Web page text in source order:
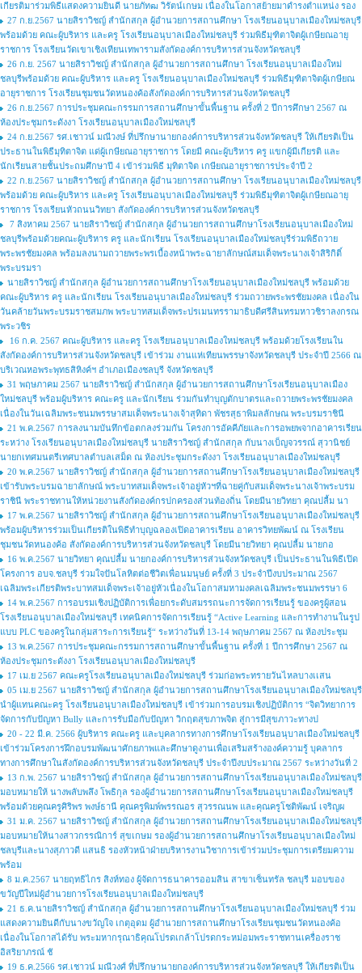
เกียรติมาร่วมพิธีแสดงความยินดี นายภัทฒ วิรัตน์เกษม เนื่องในโอกาสย้ายมาดำรงตำแหน่ง รอง
27 ก.ย.2567 นายสิราวิชญ์ สำนักสกุล ผู้อำนวยการสถานศึกษา โรงเรียนอนุบาลเมืองใหม่ชลบุรี
พร้อมด้วย คณะผู้บริหาร และครู โรงเรียนอนุบาลเมืองใหม่ชลบุรี ร่วมพิธีมุฑิตาจิตผู้เกษียณอายุ
ราชการ โรงเรียนวัดเขาเชิงเทียนเทพารามสังกัดองค์การบริหารส่วนจังหวัดชลบุรี
26 ก.ย. 2567 นายสิราวิชญ์ สำนักสกุล ผู้อำนวยการสถานศึกษา โรงเรียนอนุบาลเมืองใหม่
ชลบุรีพร้อมด้วย คณะผู้บริหาร และครู โรงเรียนอนุบาลเมืองใหม่ชลบุรี ร่วมพิธีมุฑิตาจิตผู้เกษียณ
อายุราชการ โรงเรียนชุมชนวัดหนองค้อสังกัดองค์การบริหารส่วนจังหวัดชลบุรี
26 ก.ย.2567 การประชุมคณะกรรมการสถานศึกษาขั้นพื้นฐาน ครั้งที่ 2 ปีการศึกษา 2567 ณ
ห้องประชุมกระดังงา โรงเรียนอนุบาลเมืองใหม่ชลบุรี
24 ก.ย.2567 รศ.เชาวน์ มณีวงษ์ ที่ปรึกษานายกองค์การบริหารส่วนจังหวัดชลบุรี ให้เกียรติเป็น
ประธานในพิธีมุทิตาจิต แด่ผู้เกษียณอายุราชการ โดยมี คณะผู้บริหาร ครู แขกผู้มีเกียรติ และ
นักเรียนสายชั้นประถมศึกษาปี 4 เข้าร่วมพิธี มุทิตาจิต เกษียณอายุราชการประจำปี 2
22 ก.ย.2567 นายสิราวิชญ์ สำนักสกุล ผู้อำนวยการสถานศึกษา โรงเรียนอนุบาลเมืองใหม่ชลบุรี
พร้อมด้วย คณะผู้บริหาร และครู โรงเรียนอนุบาลเมืองใหม่ชลบุรี ร่วมพิธีมุฑิตาจิตผู้เกษียณอายุ
ราชการ โรงเรียนหัวถนนวิทยา สังกัดองค์การบริหารส่วนจังหวัดชลบุรี
7 สิงหาคม 2567 นายสิราวิชญ์ สำนักสกุล ผู้อำนวยการสถานศึกษาโรงเรียนอนุบาลเมืองใหม่
ชลบุรีพร้อมด้วยคณะผู้บริหาร ครู และนักเรียน โรงเรียนอนุบาลเมืองใหม่ชลบุรีร่วมพิธีถวาย
พระพรชัยมงคล พร้อมลงนามถวายพระพรเบื้องหน้าพระฉายาลักษณ์สมเด็จพระนางเจ้าสิริกิติ์
พระบรมรา
นายสิราวิชญ์ สำนักสกุล ผู้อำนวยการสถานศึกษาโรงเรียนอนุบาลเมืองใหม่ชลบุรี พร้อมด้วย
คณะผู้บริหาร ครู และนักเรียน โรงเรียนอนุบาลเมืองใหม่ชลบุรี ร่วมถวายพระพรชัยมงคล เนื่องใน
วันคล้ายวันพระบรมราชสมภพ พระบาทสมเด็จพระปรเมนทรรามาธิบดีศรีสินทรมหาวชิราลงกรณ
พระวชิร
16 ก.ค. 2567 คณะผู้บริหาร และครู โรงเรียนอนุบาลเมืองใหม่ชลบุรี พร้อมด้วยโรงเรียนใน
สังกัดองค์การบริหารส่วนจังหวัดชลบุรี เข้าร่วม งานแห่เทียนพรรษาจังหวัดชลบุรี ประจำปี 2566 ณ
บริเวณหอพระพุทธสิหิงค์ฯ อำเภอเมืองชลบุรี จังหวัดชลบุรี
31 พฤษภาคม 2567 นายสิราวิชญ์ สำนักสกุล ผู้อำนวยการสถานศึกษาโรงเรียนอนุบาลเมือง
ใหม่ชลบุรี พร้อมผู้บริหาร คณะครู และนักเรียน ร่วมกันทำบุญตักบาตรและถวายพระพรชัยมงคล
เนื่องในวันเฉลิมพระชนมพรรษาสมเด็จพระนางเจ้าสุทิดา พัชรสุธาพิมลลักษณ พระบรมราชินี
21 พ.ค.2567 การลงนามบันทึกข้อตกลงร่วมกัน โครงการอัคคีภัยและการอพยพจากอาคารเรียน
ระหว่าง โรงเรียนอนุบาลเมืองใหม่ชลบุรี นายสิราวิชญ์ สำนักสกุล กับนางเบ็ญจวรรณ์ สุวานิชย์
นายกเทศมนตรีเทศบาลตำบลเสม็ด ณ ห้องประชุมกระดังงา โรงเรียนอนุบาลเมืองใหม่ชลบุรี
20 พ.ค.2567 นายสิราวิชญ์ สำนักสกุล ผู้อำนวยการสถานศึกษาโรงเรียนอนุบาลเมืองใหม่ชลบุรี
เข้ารับพระบรมฉายาลักษณ์ พระบาทสมเด็จพระเจ้าอยู่หัวฯที่ฉายคู่กับสมเด็จพระนางเจ้าพระบรม
ราชินี พระราชทานให้หน่วยงานสังกัดองค์กรปกครองส่วนท้องถิ่น โดยมีนายวิทยา คุณปลื้ม นา
17 พ.ค.2567 นายสิราวิชญ์ สำนักสกุล ผู้อำนวยการสถานศึกษาโรงเรียนอนุบาลเมืองใหม่ชลบุรี
พร้อมผู้บริหารร่วมเป็นเกียรติในพิธีทำบุญฉลองเปิดอาคารเรียน อาคารวิทยพัฒน์ ณ โรงเรียน
ชุมชนวัดหนองค้อ สังกัดองค์การบริหารส่วนจังหวัดชลบุรี โดยมีนายวิทยา คุณปลื้ม นายกอ
16 พ.ค.2567 นายวิทยา คุณปลื้ม นายกองค์การบริหารส่วนจังหวัดชลบุรี เป็นประธานในพิธีเปิด
โครงการ อบจ.ชลบุรี ร่วมใจปันโลหิตต่อชีวิตเพื่อนมนุษย์ ครั้งที่ 3 ประจำปีงบประมาณ 2567
เฉลิมพระเกียรติพระบาทสมเด็จพระเจ้าอยู่หัวเนื่องในโอกาสมหามงคลเฉลิมพระชนมพรรษา 6
14 พ.ค.2567 การอบรมเชิงปฏิบัติการเพื่อยกระดับสมรรถนะการจัดการเรียนรู้ ของครูผู้สอน
โรงเรียนอนุบาลเมืองใหม่ชลบุรี เทคนิคการจัดการเรียนรู้ “Active Learning และการทำงานในรูป
แบบ PLC ของครูในกลุ่มสาระการเรียนรู้“ ระหว่างวันที่ 13-14 พฤษภาคม 2567 ณ ห้องประชุม
13 พ.ค.2567 การประชุมคณะกรรมการสถานศึกษาขั้นพื้นฐาน ครั้งที่ 1 ปีการศึกษา 2567 ณ
ห้องประชุมกระดังงา โรงเรียนอนุบาลเมืองใหม่ชลบุรี
17 เม.ย 2567 คณะครูโรงเรียนอนุบาลเมืองใหม่ชลบุรี ร่วมก่อพระทรายวันไหลบางเเสน
05 เม.ย 2567 นายสิราวิชญ์ สำนักสกุล ผู้อำนวยการสถานศึกษาโรงเรียนอนุบาลเมืองใหม่ชลบุรี
นำผู้แทนคณะครู โรงเรียนอนุบาลเมืองใหม่ชลบุรี เข้าร่วมการอบรมเชิงปฏิบัติการ “จิตวิทยาการ
จัดการกับปัญหา Bully และการรับมือกับปัญหา วิกฤตสุขภาพจิต สู่การมีสุขภาวะทางป
20 - 22 มี.ค. 2566 ผู้บริหาร คณะครู และบุคลากรทางการศึกษาโรงเรียนอนุบาลเมืองใหม่ชลบุรี
เข้าร่วมโครงการฝึกอบรมพัฒนาศักยภาพและศึกษาดูงานเพื่อเสริมสร้างองค์ความรู้ บุคลากร
ทางการศึกษาในสังกัดองค์การบริหารส่วนจังหวัดชลบุรี ประจำปีงบประมาณ 2567 ระหว่างวันที่ 2
13 ก.พ. 2567 นายสิราวิชญ์ สำนักสกุล ผู้อำนวยการสถานศึกษาโรงเรียนอนุบาลเมืองใหม่ชลบุรี
มอบหมายให้ นางพลับพลึง โพธิกุล รองผู้อำนวยการสถานศึกษาโรงเรียนอนุบาลเมืองใหม่ชลบุรี
พร้อมด้วยคุณครูศิริพร พงษ์ธานี คุณครูพิมพ์พรรณอร สุวรรณนพ และคุณครูโชติพัฒน์ เจริญผ
31 ม.ค. 2567 นายสิราวิชญ์ สำนักสกุล ผู้อำนวยการสถานศึกษาโรงเรียนอนุบาลเมืองใหม่ชลบุรี
มอบหมายให้นางสาวกรรณิการ์ สุขเกษม รองผู้อำนวยการสถานศึกษาโรงเรียนอนุบาลเมืองใหม่
ชลบุรีและนางสุภาวดี แสนธิ รองหัวหน้าฝ่ายบริหารงานวิชาการเข้าร่วมประชุมการเตรียมความ
พร้อม
8 ม.ค.2567 นายฤทธิไกร สิงห์ทอง ผู้จัดการธนาคารออมสิน สาขาเซ็นทรัล ชลบุรี มอบของ
ขวัญปีใหม่ผู้อำนวยการโรงเรียนอนุบาลเมืองใหม่ชลบุรี
21 ธ.ค.นายสิราวิชญ์ สำนักสกุล ผู้อำนวยการสถานศึกษาโรงเรียนอนุบาลเมืองใหม่ชลบุรี ร่วม
แสดงความยินดีกับนางขวัญใจ เกตุอุดม ผู้อำนวยการสถานศึกษาโรงเรียนชุมชนวัดหนองค้อ
เนื่องในโอกาสได้รับ พระมหากรุณาธิคุณโปรดเกล้าโปรดกระหม่อมพระราชทานเครื่องราช
อิสริยาภรณ์ ชั
19 ธ.ค.2566 รศ.เชาวน์ มณีวงศ์ ที่ปรึกษานายกองค์การบริหารส่วนจังหวัดชลบุรี ให้เกียรติเป็น